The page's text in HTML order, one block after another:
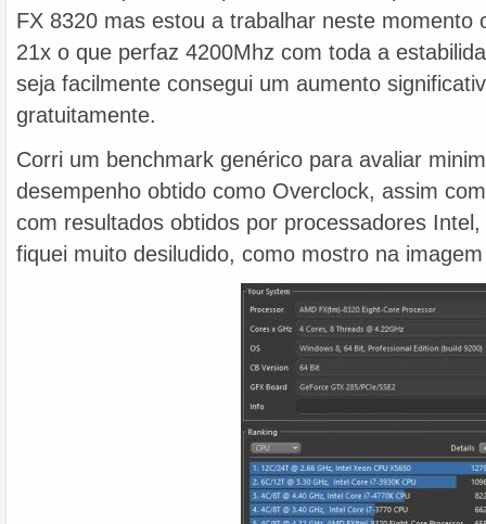
FX 8320 mas estou a trabalhar neste momento
21x o que perfaz 4200Mhz com toda a
seja facilmente consegui um aumento
gratuitamente.
Corri um benchmark genérico para avaliar
desempenho obtido como Overclock, assim
com resultados obtidos por processadores
fiquei muito desiludido, como mostro na